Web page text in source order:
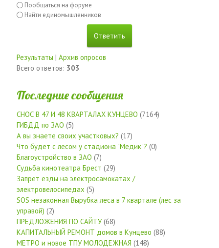
Пообщаться на форуме
Найти единомышленников
Результаты | Архив опросов
Всего ответов: 303
Последние сообщения
СНОС В 47 И 48 КВАРТАЛАХ КУНЦЕВО (7164)
ГИБДД по ЗАО (5)
А вы знаете своих участковых? (17)
Что будет с лесом у стадиона "Медик"? (0)
Благоустройство в ЗАО (7)
Судьба кинотеатра Брест (29)
Запрет езды на электросамокатах /
электровелосипедах (5)
SOS незаконная Вырубка леса в 7 квартале (лес за
управой) (2)
ПРЕДЛОЖЕНИЯ ПО САЙТУ(68)
КАПИТАЛЬНЫЙ РЕМОНТ домов в Кунцево (88)
МЕТРО и новое ТПУ МОЛОДЕЖНАЯ (148)